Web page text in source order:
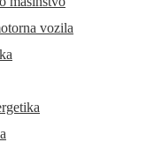
vozila